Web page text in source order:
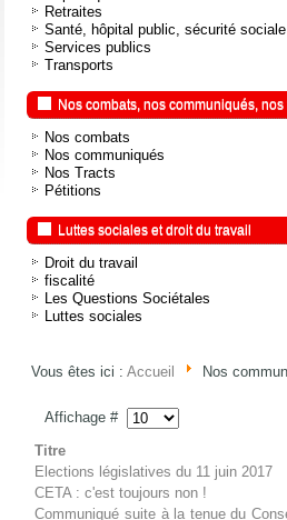
Retraites
Santé, hôpital public, sécurité sociale
Services publics
Transports
Nos combats, nos communiqués, nos
Nos combats
Nos communiqués
Nos Tracts
Pétitions
Luttes sociales et droit du travail
Droit du travail
fiscalité
Les Questions Sociétales
Luttes sociales
Vous êtes ici :Accueil Nos
Affichage #
Titre
Elections législatives du 11 juin 2017
CETA : c'est toujours non !
Communiqué suite à la tenue du